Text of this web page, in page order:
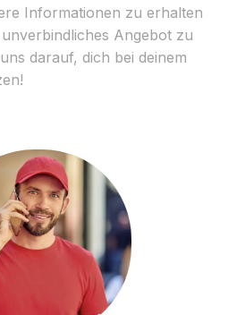
Informationen zu erhalten
Angebot zu
darauf, dich bei deinem